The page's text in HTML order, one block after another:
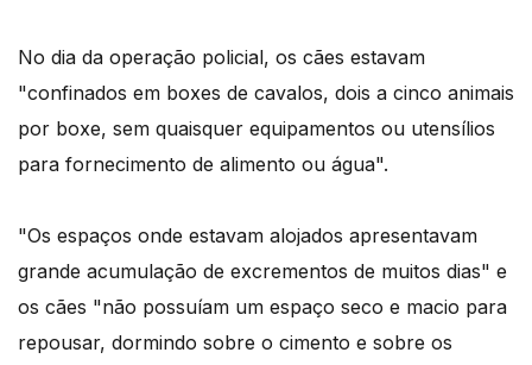
No dia da operação policial, os cães estavam
"confinados em boxes de cavalos, dois a cinco animais
por boxe, sem quaisquer equipamentos ou utensílios
para fornecimento de alimento ou água".
"Os espaços onde estavam alojados apresentavam
grande acumulação de excrementos de muitos dias" e
os cães "não possuíam um espaço seco e macio para
repousar, dormindo sobre o cimento e sobre os